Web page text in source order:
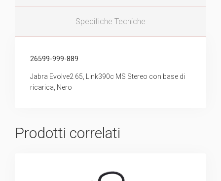
Specifiche Tecniche
26599-999-889
Jabra Evolve2 65, Link390c MS Stereo con base di
ricarica, Nero
Prodotti correlati